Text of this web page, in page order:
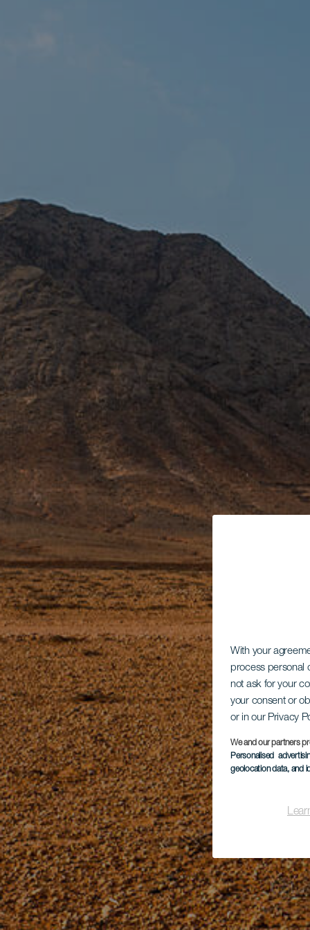
With your
process personal
not ask for your
your consent or
or in our Privacy
We and our partners
Personalised
geolocation data, and